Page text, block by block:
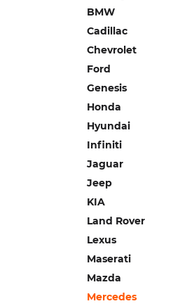
BMW
Cadillac
Chevrolet
Ford
Genesis
Honda
Hyundai
Infiniti
Jaguar
Jeep
KIA
Land Rover
Lexus
Maserati
Mazda
Mercedes